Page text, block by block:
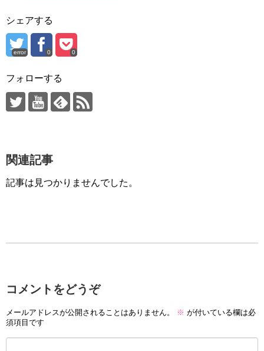
シェアする
error 0 0
フォローする
関連記事
記事は見つかりませんでした。
コメントをどうぞ
メールアドレスが公開されることはありません。 ※ が付いている欄は必
須項目です